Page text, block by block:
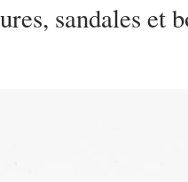
sandales et